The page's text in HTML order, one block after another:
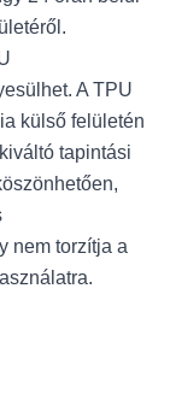
A TPU
külső felületén
tapintási
nem torzítja a